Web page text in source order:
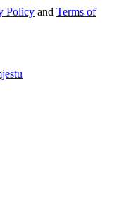
Policy and Terms of